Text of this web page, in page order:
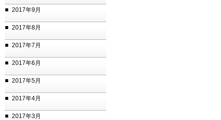
2017年9月
2017年8月
2017年7月
2017年6月
2017年5月
2017年4月
2017年3月